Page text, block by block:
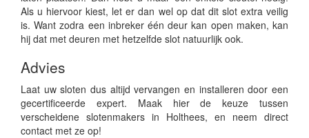
Als u hiervoor kiest, let er dan wel op dat dit slot extra veilig
is. Want zodra een inbreker één deur kan open maken, kan
hij dat met deuren met hetzelfde slot natuurlijk ook.
Advies
Laat uw sloten dus altijd vervangen en installeren door een
gecertificeerde expert. Maak hier de keuze tussen
verscheidene slotenmakers in Holthees, en neem direct
contact met ze op!